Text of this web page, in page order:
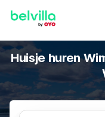
Huisje huren